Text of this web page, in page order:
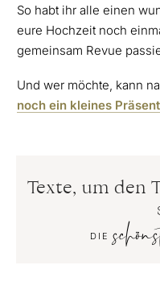
So habt ihr alle einen
eure Hochzeit noch
gemeinsam Revue
Und wer möchte, kann
noch ein kleines
Texte, um den
DIE